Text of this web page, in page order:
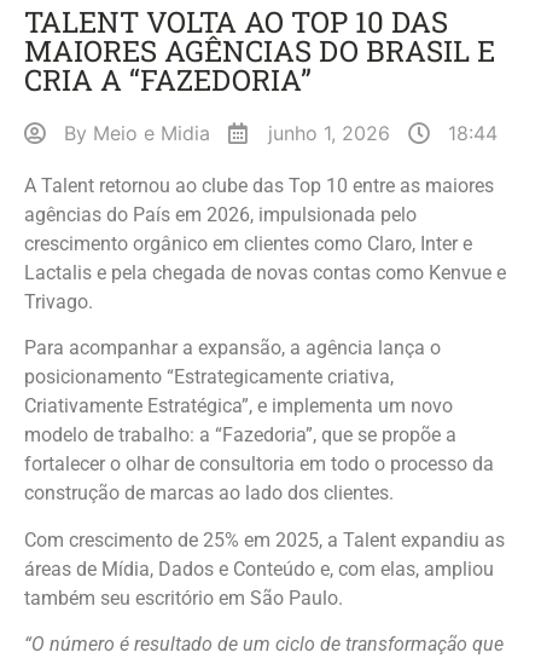
TALENT VOLTA AO TOP 10 DAS
MAIORES AGÊNCIAS DO BRASIL E
CRIA A “FAZEDORIA”
By Meio e Midia junho 1, 2026 18:44
A Talent retornou ao clube das Top 10 entre as maiores
agências do País em 2026, impulsionada pelo
crescimento orgânico em clientes como Claro, Inter e
Lactalis e pela chegada de novas contas como Kenvue e
Trivago.
Para acompanhar a expansão, a agência lança o
posicionamento “Estrategicamente criativa,
Criativamente Estratégica”, e implementa um novo
modelo de trabalho: a “Fazedoria”, que se propõe a
fortalecer o olhar de consultoria em todo o processo da
construção de marcas ao lado dos clientes.
Com crescimento de 25% em 2025, a Talent expandiu as
áreas de Mídia, Dados e Conteúdo e, com elas, ampliou
também seu escritório em São Paulo.
“O número é resultado de um ciclo de transformação que